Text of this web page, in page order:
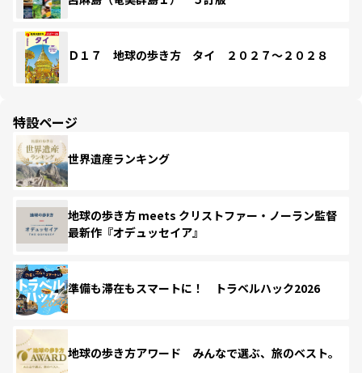
Ｄ１７ 地球の歩き方 タイ ２０２７～２０２８
特設ページ
世界遺産ランキング
地球の歩き方 meets クリストファー・ノーラン監督
最新作『オデュッセイア』
準備も滞在もスマートに！ トラベルハック2026
地球の歩き方アワード みんなで選ぶ、旅のベスト。